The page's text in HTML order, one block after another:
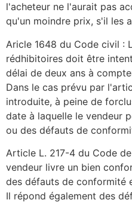
l'acheteur ne l'aurait pas
qu'un moindre prix, s'il les
Aricle 1648 du Code civil :
rédhibitoires doit être
délai de deux ans à
Dans le cas prévu par
introduite, à peine de
date à laquelle le vendeur
ou des défauts de
Article L. 217-4 du Code
vendeur livre un bien
des défauts de conformité
Il répond également des